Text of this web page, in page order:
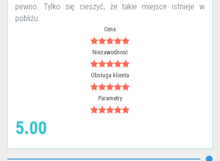
pewno. Tylko się cieszyć, że takie miejsce istnieje w
pobliżu.
Cena
Niezawodność
Obsługa klienta
Parametry
5.00